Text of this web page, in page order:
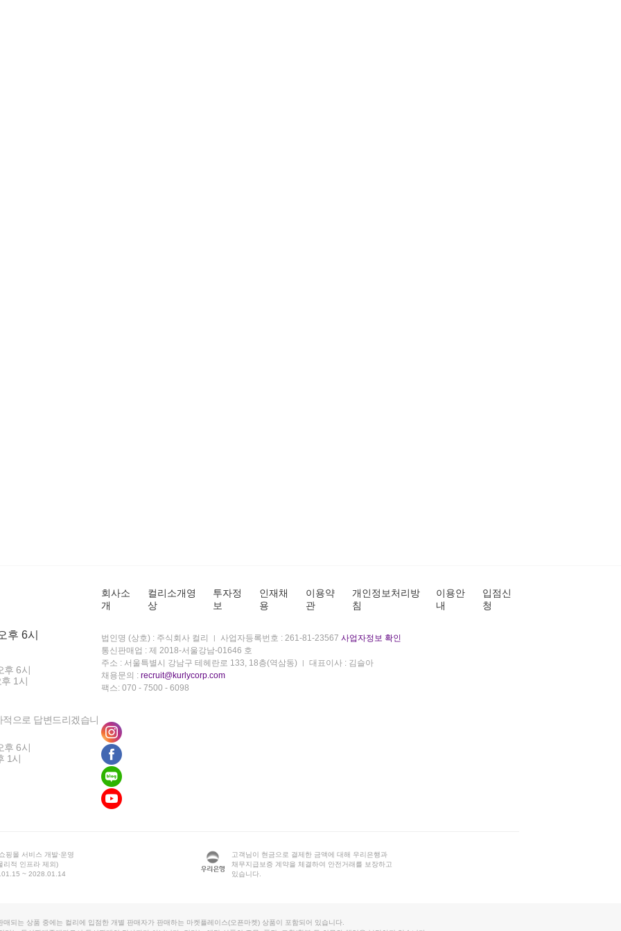
후 6시
후 6시
1시
으로 답변드리겠습니
후 6시
1시
회사소
개
컬리소개영
상
투자정
보
인재채
용
이용약
관
개인정보처리방
침
이용안
내
입점신
청
법인명 (상호) : 주식회사 컬리 사업자등록번호 : 261-81-23567 사업자정보 확인
통신판매업 : 제 2018-서울강남-01646 호
주소 : 서울특별시 강남구 테헤란로 133, 18층(역삼동)
대표이사 : 김슬아
채용문의 : recruit@kurlycorp.com
팩스: 070 - 7500 - 6098
핑몰 서비스 개발·운영
리적 인프라 제외)
~ 2028.01.14
고객님이 현금으로 결제한 금액에 대해 우리은행과
채무지급보증 계약을 체결하여 안전거래를 보장하고
있습니다.
매되는 상품 중에는 컬리에 입점한 개별 판매자가 판매하는 마켓플레이스(오픈마켓) 상품이 포함되어 있습니다.